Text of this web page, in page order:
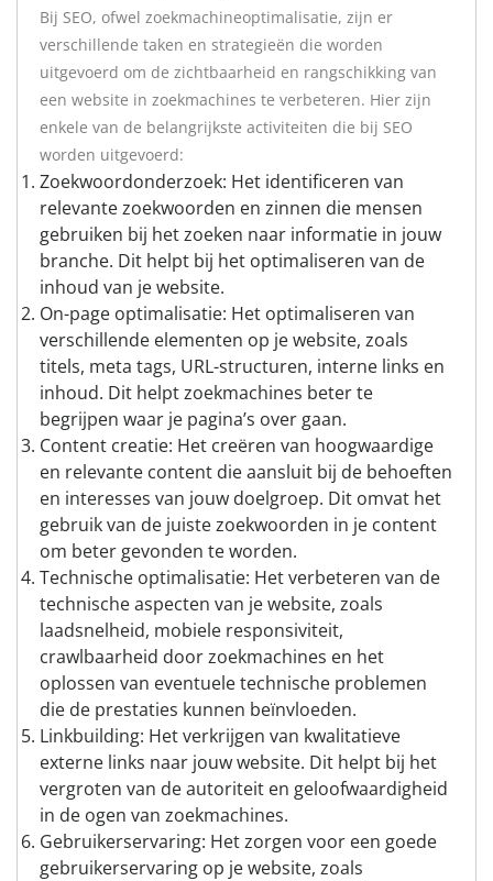
Bij SEO, ofwel zoekmachineoptimalisatie, zijn er
verschillende taken en strategieën die worden
uitgevoerd om de zichtbaarheid en rangschikking van
een website in zoekmachines te verbeteren. Hier zijn
enkele van de belangrijkste activiteiten die bij SEO
worden uitgevoerd:
Zoekwoordonderzoek: Het identificeren van
relevante zoekwoorden en zinnen die mensen
gebruiken bij het zoeken naar informatie in jouw
branche. Dit helpt bij het optimaliseren van de
inhoud van je website.
On-page optimalisatie: Het optimaliseren van
verschillende elementen op je website, zoals
titels, meta tags, URL-structuren, interne links en
inhoud. Dit helpt zoekmachines beter te
begrijpen waar je pagina’s over gaan.
Content creatie: Het creëren van hoogwaardige
en relevante content die aansluit bij de behoeften
en interesses van jouw doelgroep. Dit omvat het
gebruik van de juiste zoekwoorden in je content
om beter gevonden te worden.
Technische optimalisatie: Het verbeteren van de
technische aspecten van je website, zoals
laadsnelheid, mobiele responsiviteit,
crawlbaarheid door zoekmachines en het
oplossen van eventuele technische problemen
die de prestaties kunnen beïnvloeden.
Linkbuilding: Het verkrijgen van kwalitatieve
externe links naar jouw website. Dit helpt bij het
vergroten van de autoriteit en geloofwaardigheid
in de ogen van zoekmachines.
Gebruikerservaring: Het zorgen voor een goede
gebruikerservaring op je website, zoals